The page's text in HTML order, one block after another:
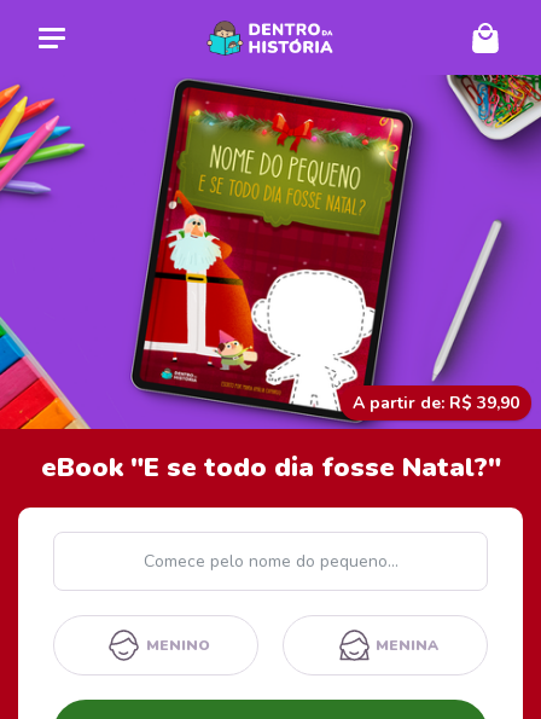
A partir de: R$ 39,90
eBook "E se todo dia fosse Natal?"
Nome
MENINO MENINA